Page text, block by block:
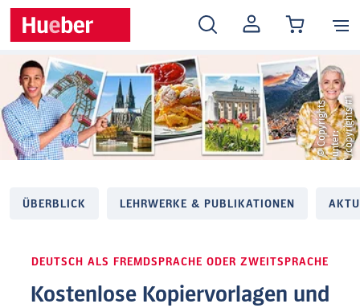
MEIN
KONTO
©
C
op
y
r
i
g
h
t
s
u
n
t
e
r:
/
c
o
py
r
i
g
h
t
s
# 1
ÜBERBLICK LEHRWERKE & PUBLIKATIONEN
DEUTSCH ALS FREMDSPRACHE ODER ZWEITSPRACHE
Kostenlose Kopiervorlagen und